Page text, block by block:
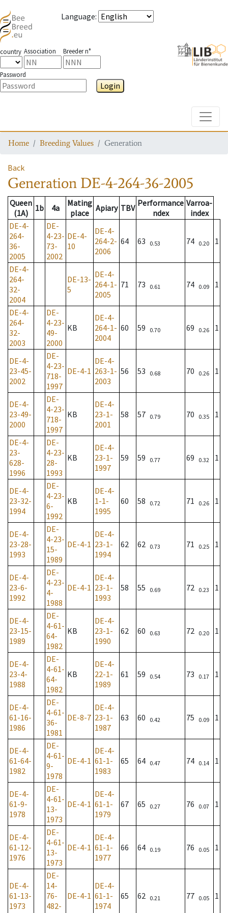
Language:
country Association Breeder n°
Password
Login
Home Breeding Values Generation
Back
Generation DE-4-264-36-2005
Queen
(1A)
1b 4a
Mating
place
Apiary TBV Performance
ndex
Varroa-
index
DE-4-
264-
36-
2005
DE-
4-23-
73-
2002
DE-4-
10
DE-4-
264-2-
2006
64 63 0.53 74 0.20 1
DE-4-
264-
32-
2004
DE-13-
5
DE-4-
264-1-
2005
71 73 0.61 74 0.09 1
DE-4-
264-
32-
2003
DE-
4-23-
49-
2000
KB
DE-4-
264-1-
2004
60 59 0.70 69 0.26 1
DE-4-
23-45-
2002
DE-
4-23-
718-
1997
DE-4-1
DE-4-
263-1-
2003
56 53 0.68 70 0.26 1
DE-4-
23-49-
2000
DE-
4-23-
718-
1997
KB
DE-4-
23-1-
2001
58 57 0.79 70 0.35 1
DE-4-
23-
628-
1996
DE-
4-23-
28-
1993
KB
DE-4-
23-1-
1997
59 59 0.77 69 0.32 1
DE-4-
23-32-
1994
DE-
4-23-
6-
1992
KB
DE-4-
1-1-
1995
60 58 0.72 71 0.26 1
DE-4-
23-28-
1993
DE-
4-23-
15-
1989
DE-4-1
DE-4-
23-1-
1994
62 62 0.73 71 0.25 1
DE-4-
23-6-
1992
DE-
4-23-
4-
1988
DE-4-1
DE-4-
23-1-
1993
58 55 0.69 72 0.23 1
DE-4-
23-15-
1989
DE-
4-61-
64-
1982
KB
DE-4-
23-1-
1990
62 60 0.63 72 0.20 1
DE-4-
23-4-
1988
DE-
4-61-
64-
1982
KB
DE-4-
22-1-
1989
61 59 0.54 73 0.17 1
DE-4-
61-16-
1986
DE-
4-61-
36-
1981
DE-8-7
DE-4-
23-1-
1987
63 60 0.42 75 0.09 1
DE-4-
61-64-
1982
DE-
4-61-
9-
1978
DE-4-1
DE-4-
61-1-
1983
65 64 0.47 74 0.14 1
DE-4-
61-9-
1978
DE-
4-61-
13-
1973
DE-4-1
DE-4-
61-1-
1979
67 65 0.27 76 0.07 1
DE-4-
61-12-
1976
DE-
4-61-
13-
1973
DE-4-1
DE-4-
61-1-
1977
66 64 0.19 76 0.05 1
DE-4-
61-13-
1973
DE-
14-
76-
482-
DE-4-1
DE-4-
61-1-
1974
65 62 0.21 77 0.05 1